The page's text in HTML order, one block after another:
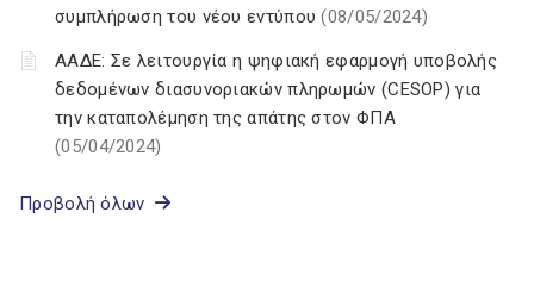
συμπλήρωση του νέου εντύπου(08/05/2024)
ΑΑΔΕ: Σε λειτουργία η ψηφιακή εφαρμογή υποβολής
δεδομένων διασυνοριακών πληρωμών (CESOP) για
την καταπολέμηση της απάτης στον ΦΠΑ
(05/04/2024)
Προβολή όλων